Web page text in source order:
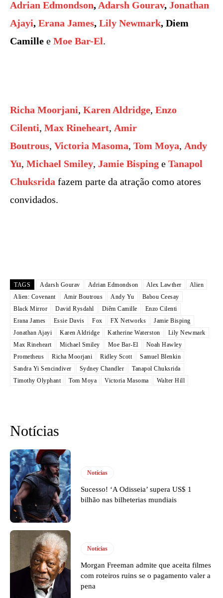
Adrian Edmondson, Adarsh Gourav, Jonathan
Ajayi, Erana James, Lily Newmark, Diem
Camille e Moe Bar-El.
Richa Moorjani, Karen Aldridge, Enzo
Cilenti, Max Rineheart, Amir
Boutrous, Victoria Masoma, Tom Moya, Andy
Yu, Michael Smiley, Jamie Bisping e Tanapol
Chuksrida fazem parte da atração como atores
convidados.
TAGS Adarsh Gourav Adrian Edmondson Alex Lawther
Alien
Alien: Covenant
Amir Boutrous Andy Yu
Babou Ceesay
Black Mirror
David Rysdahl Diêm Camille
Enzo Cilenti
Erana James
Essie Davis Fox FX Networks
Jamie Bisping
Jonathan Ajayi
Karen Aldridge Katherine Waterston
Lily Newmark
Max Rineheart
Michael Smiley Moe Bar-El
Noah Hawley
Prometheus
Richa Moorjani Ridley Scott
Samuel Blenkin
Sandra Yi Sencindiver
Sydney Chandler
Tanapol Chuksrida
Timothy Olyphant
Tom Moya Victoria Masoma Walter Hill
Notícias
Notícias
Sucesso! ‘A Odisseia’ supera US$ 1
bilhão nas bilheterias mundiais
Notícias
Morgan Freeman admite que aceita filmes
com roteiros ruins se o pagamento valer a
pena